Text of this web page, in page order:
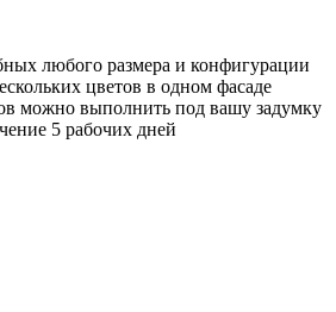
любого размера и конфигурации
цветов в одном фасаде
можно выполнить под вашу задумку
5 рабочих дней